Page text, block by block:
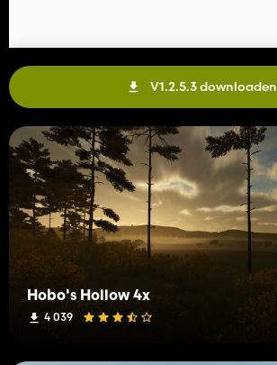
V1.2.5.3 downloaden
Hobo's Hollow 4x
4 039